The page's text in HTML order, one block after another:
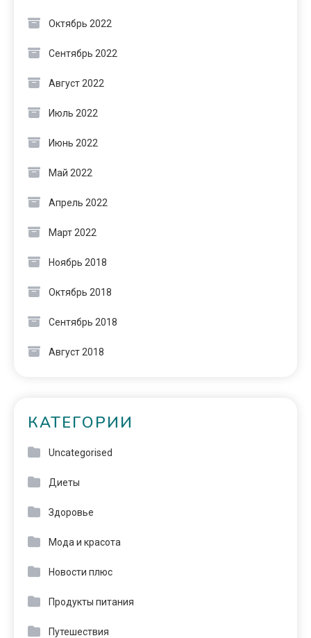
Октябрь 2022
Сентябрь 2022
Август 2022
Июль 2022
Июнь 2022
Май 2022
Апрель 2022
Март 2022
Ноябрь 2018
Октябрь 2018
Сентябрь 2018
Август 2018
КАТЕГОРИИ
Uncategorised
Диеты
Здоровье
Мода и красота
Новости плюс
Продукты питания
Путешествия